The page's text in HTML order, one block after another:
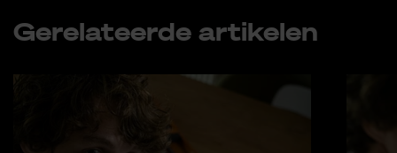
Ge­re­la­teer­de ar­ti­ke­len